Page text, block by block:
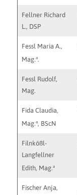
Fellner Richard
L., DSP
Fessl Maria A.,
Mag.a.
Fessl Rudolf,
Mag.
Fida Claudia,
Mag.a, BScN
Filnkößl-
Langfellner
Edith, Mag.a
Fischer Anja,